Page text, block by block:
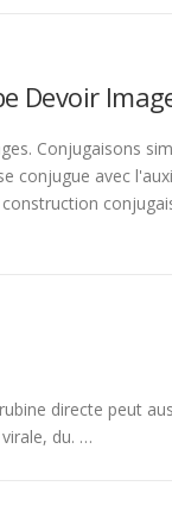
Devoir
Conjugaisons
conjugue avec
directe peut
du. …